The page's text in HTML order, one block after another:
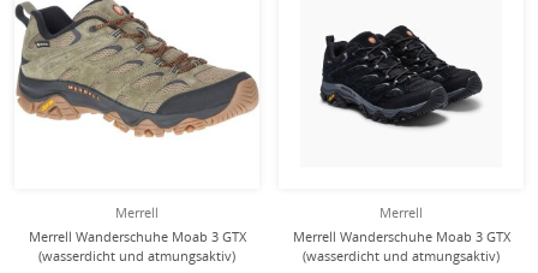
Merrell
Merrell Wanderschuhe Moab 3 GTX
(wasserdicht und atmungsaktiv)
Merrell
Merrell Wanderschuhe Moab 3 GTX
(wasserdicht und atmungsaktiv)